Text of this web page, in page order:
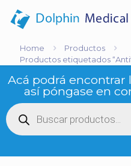
Home
Productos
Productos etiquetados
Acá podrá encontrar
así póngase en
Búsqueda
de
productos